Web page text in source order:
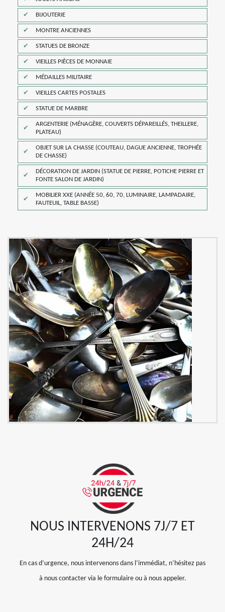
BIJOUTERIE
MONTRE ANCIENNES
STATUES DE BRONZE
VIEILLES PIÈCES DE MONNAIE
MÉDAILLES MILITAIRE
VIEILLES CARTES POSTALES
STATUE DE MARBRE
ARGENTERIE (MÉNAGÈRE, COUVERTS DÉPAREILLÉS, THEILLERE,
PLATEAU)
OBJET SUR LA CHASSE (COUTEAU, DAGUE ANCIENNE, TROPHÉE
DE CHASSE)
DÉCORATION DE JARDIN (STATUE DE PIERRE, POTICHE PIERRE ET
FONTE SALON DE JARDIN)
MOBILIER XXE (ANNÉE 50, 60, 70, LUMINAIRE, LAMPADAIRE,
FAUTEUIL, TABLE BASSE)
NOUS INTERVENONS 7J/7 ET
24H/24
En cas d’urgence, nous intervenons dans l’immédiat, n’hésitez pas
à nous contacter via le formulaire ou à nous appeler.